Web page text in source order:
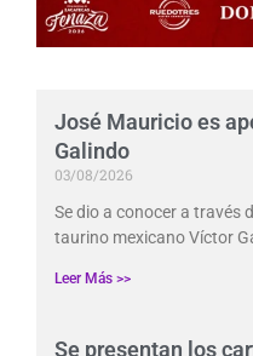
José Mauricio es
Galindo
03/08/2026
Se dio a conocer a través
taurino mexicano Víctor
Leer Más >>
Se presentan los